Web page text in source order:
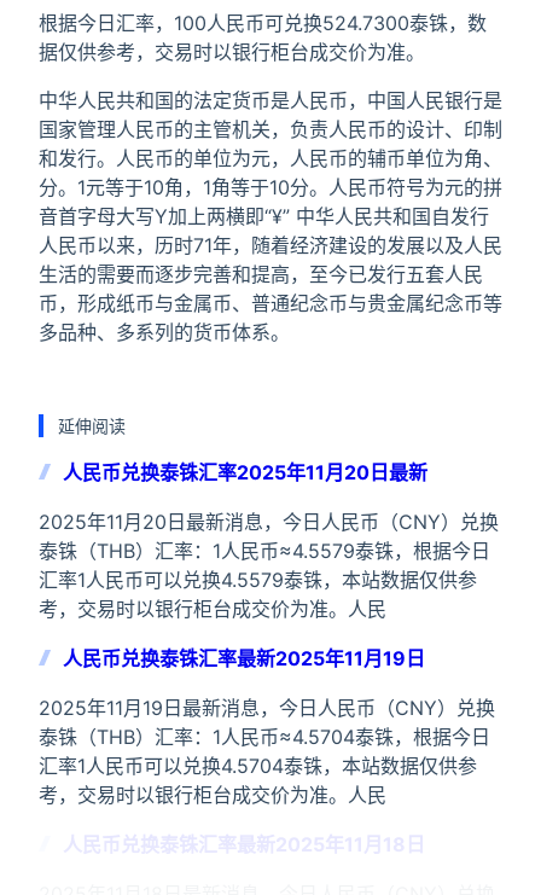
根据今日汇率，100人民币可兑换524.7300泰铢，数
据仅供参考，交易时以银行柜台成交价为准。
中华人民共和国的法定货币是人民币，中国人民银行是
国家管理人民币的主管机关，负责人民币的设计、印制
和发行。人民币的单位为元，人民币的辅币单位为角、
分。1元等于10角，1角等于10分。人民币符号为元的拼
音首字母大写Y加上两横即“¥” 中华人民共和国自发行
人民币以来，历时71年，随着经济建设的发展以及人民
生活的需要而逐步完善和提高，至今已发行五套人民
币，形成纸币与金属币、普通纪念币与贵金属纪念币等
多品种、多系列的货币体系。
延伸阅读
人民币兑换泰铢汇率2025年11月20日最新
2025年11月20日最新消息，今日人民币（CNY）兑换
泰铢（THB）汇率：1人民币≈4.5579泰铢，根据今日
汇率1人民币可以兑换4.5579泰铢，本站数据仅供参
考，交易时以银行柜台成交价为准。人民
人民币兑换泰铢汇率最新2025年11月19日
2025年11月19日最新消息，今日人民币（CNY）兑换
泰铢（THB）汇率：1人民币≈4.5704泰铢，根据今日
汇率1人民币可以兑换4.5704泰铢，本站数据仅供参
考，交易时以银行柜台成交价为准。人民
人民币兑换泰铢汇率最新2025年11月18日